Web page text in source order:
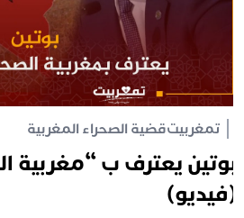
تمغربيتقضية الصحراء المغربية
يعترف ب “مغربية